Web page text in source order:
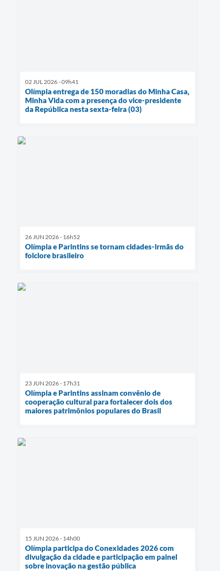
02 JUL 2026 - 09h41
Olímpia entrega de 150 moradias do Minha Casa,
Minha Vida com a presença do vice-presidente
da República nesta sexta-feira (03)
26 JUN 2026 - 16h52
Olímpia e Parintins se tornam cidades-irmãs do
folclore brasileiro
23 JUN 2026 - 17h31
Olímpia e Parintins assinam convênio de
cooperação cultural para fortalecer dois dos
maiores patrimônios populares do Brasil
15 JUN 2026 - 14h00
Olímpia participa do Conexidades 2026 com
divulgação da cidade e participação em painel
sobre inovação na gestão pública